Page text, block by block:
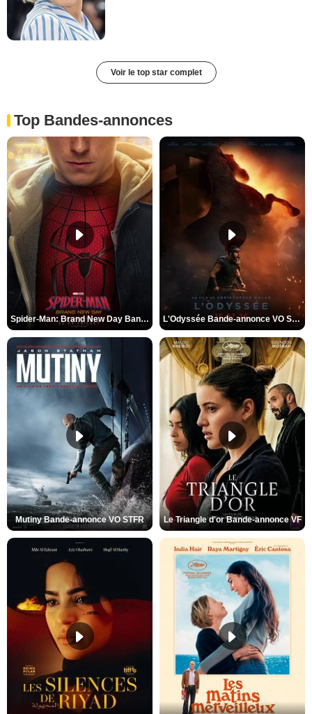
Voir le top star complet
Top Bandes-annonces
Spider-Man: Brand New Day Bande-annonce VO STFR L'Odyssée Bande-annonce VO STFR
Mutiny Bande-annonce VO STFR Le Triangle d'or Bande-annonce VF